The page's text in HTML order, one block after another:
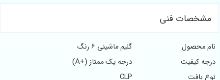
مشخصات فنی
نام محصول
گلیم ماشینی 6 رنگ
درجه کیفیت
درجه یک ممتاز (+A)
نوع بافت
CLP